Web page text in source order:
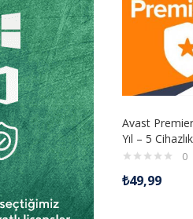
Avast
Yıl – 5
0
₺49,99